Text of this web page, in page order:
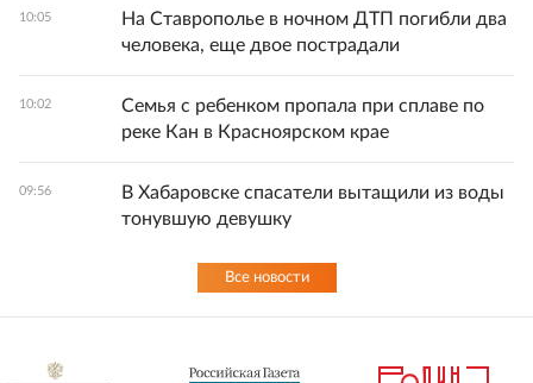
10:05
На Ставрополье в ночном ДТП погибли два
человека, еще двое пострадали
10:02
Семья с ребенком пропала при сплаве по
реке Кан в Красноярском крае
09:56
В Хабаровске спасатели вытащили из воды
тонувшую девушку
Все новости